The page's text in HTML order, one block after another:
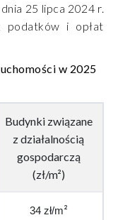
25 lipca 2024 r.
podatków i opłat
w 2025
Budynki związane
z działalnością
gospodarczą
(zł/m²)
34 zł/m²